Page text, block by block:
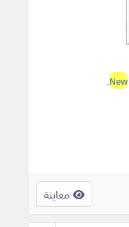
New
.
معاينة